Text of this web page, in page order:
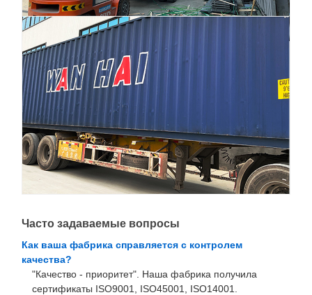
Часто задаваемые вопросы
Как ваша фабрика справляется с контролем
качества?
"Качество - приоритет". Наша фабрика получила
сертификаты ISO9001, ISO45001, ISO14001.